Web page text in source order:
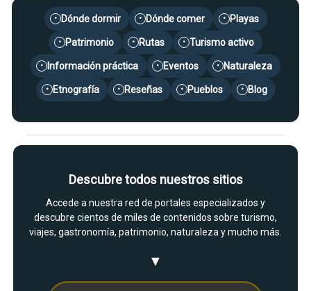
• Dónde dormir • Dónde comer • Playas
• Patrimonio • Rutas • Turismo activo
• Información práctica • Eventos • Naturaleza
• Etnografía • Reseñas • Pueblos • Blog
Descubre todos nuestros sitios
Accede a nuestra red de portales especializados y
descubre cientos de miles de contenidos sobre turismo,
viajes, gastronomía, patrimonio, naturaleza y mucho más.
▼